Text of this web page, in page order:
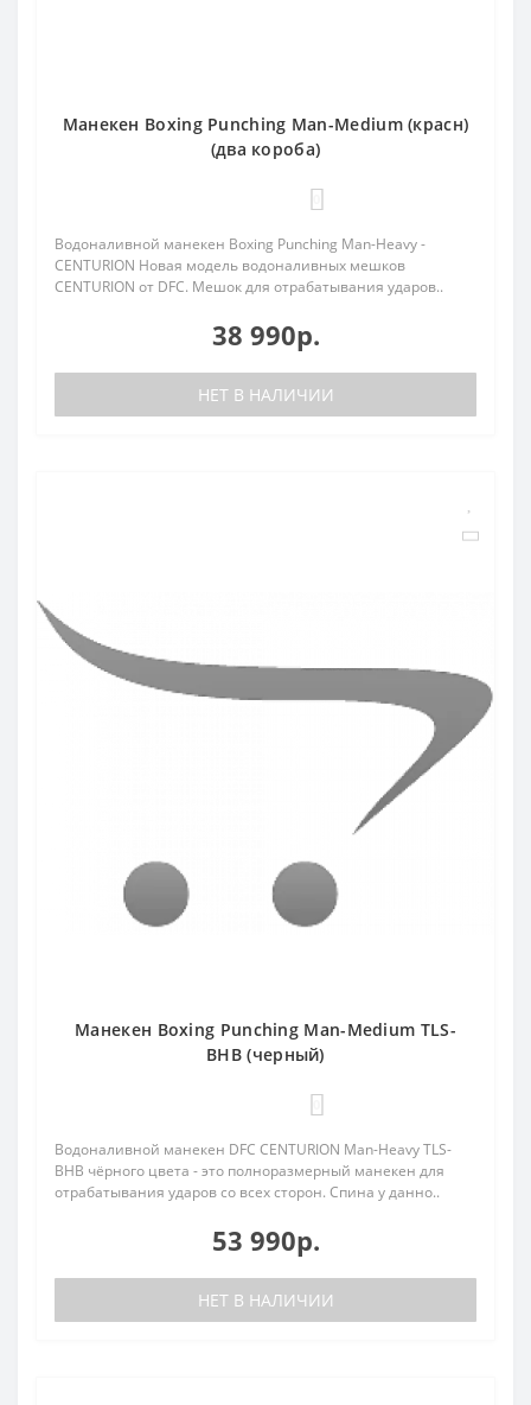
Манекен Boxing Punching Man-Medium (красн)
(два короба)
Водоналивной манекен Boxing Punching Man-Heavy -
CENTURION Новая модель водоналивных мешков
CENTURION от DFC. Мешок для отрабатывания ударов..
38 990р.
НЕТ В НАЛИЧИИ
Манекен Boxing Punching Man-Medium TLS-
BHB (черный)
Водоналивной манекен DFC CENTURION Man-Heavy TLS-
BHB чёрного цвета - это полноразмерный манекен для
отрабатывания ударов со всех сторон. Спина у данно..
53 990р.
НЕТ В НАЛИЧИИ